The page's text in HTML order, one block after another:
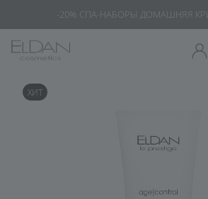
-20% СПА-НАБОРЫ ДОМАШНЯЯ
ХИТ